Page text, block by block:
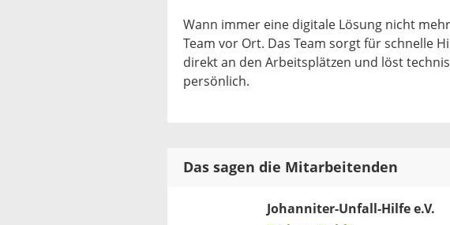
Wann immer eine digitale Lösung nicht
Team vor Ort. Das Team sorgt für schnelle
direkt an den Arbeitsplätzen und löst
persönlich.
Das sagen die Mitarbeitenden
Johanniter-Unfall-Hilfe e.V.